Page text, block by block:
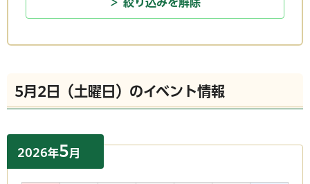
5月2日（土曜日）のイベント情報
2026年5月